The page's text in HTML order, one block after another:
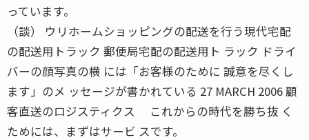
っています。
（談） ウリホームショッピングの配送を行う現代宅配
の配送用トラック 郵便局宅配の配送用ト ラック ドライ
バーの顔写真の横 には「お客様のために 誠意を尽くし
ます」のメ ッセージが書かれている 27 MARCH 2006 顧
客直送のロジスティクス これからの時代を勝ち抜 く
ためには、まずはサービ スです。